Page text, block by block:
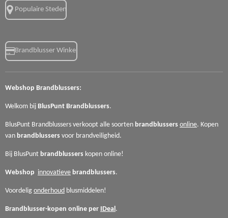
Populaire Steden
Brandblusser Winkel
Webshop Brandblussers:
Welkom bij BlusPunt Brandblussers.
BlusPunt Brandblussers verkoopt alle soorten brandblussers online. Kopen
van brandblussers voor brandveiligheid.
Bij BlusPunt brandblussers kopen online!
Webshop innovatieve brandblussers.
Voordelig onderhoud blusmiddelen!
Brandblusser-kopen online per IDeal.